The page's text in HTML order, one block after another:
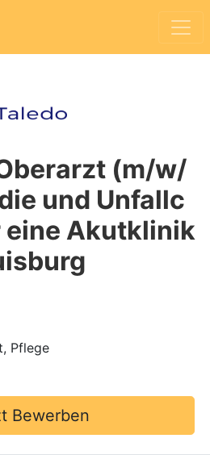
(m/w/
und Unfallc
eine Akutklinik
Pflege
Bewerben